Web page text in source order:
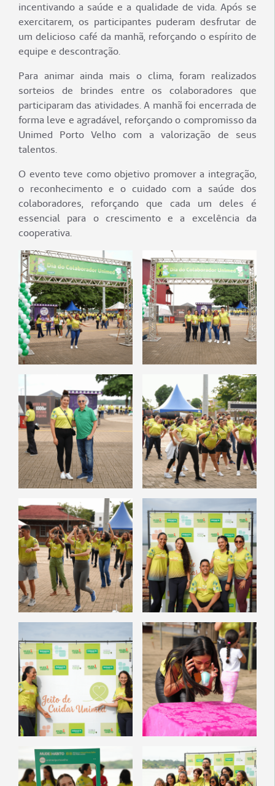
incentivando a saúde e a qualidade de vida. Após se
exercitarem, os participantes puderam desfrutar de
um delicioso café da manhã, reforçando o espírito de
equipe e descontração.
Para animar ainda mais o clima, foram realizados
sorteios de brindes entre os colaboradores que
participaram das atividades. A manhã foi encerrada de
forma leve e agradável, reforçando o compromisso da
Unimed Porto Velho com a valorização de seus
talentos.
O evento teve como objetivo promover a integração,
o reconhecimento e o cuidado com a saúde dos
colaboradores, reforçando que cada um deles é
essencial para o crescimento e a excelência da
cooperativa.